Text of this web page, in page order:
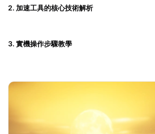
2. 加速工具的核心技術解析
3. 實機操作步驟教學